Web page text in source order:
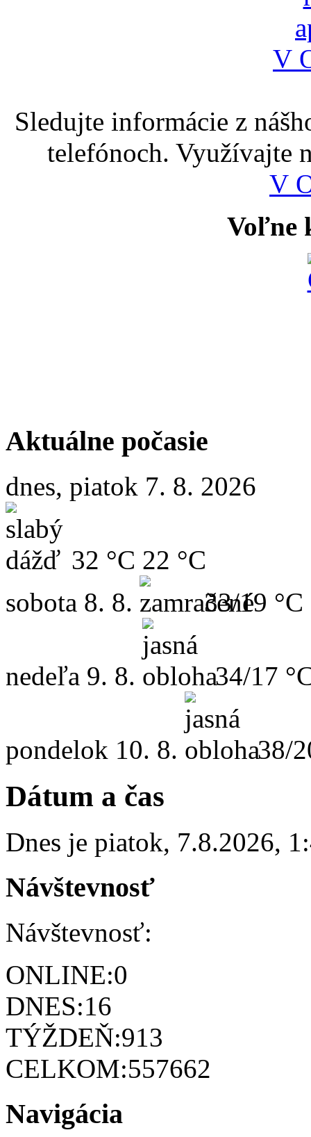
Sledujte informácie z
telefónoch. Využívajte
V
Voľne
Aktuálne počasie
dnes, piatok 7. 8. 2026
32 °C 22 °C
sobota 8. 8. 33/19 °C
nedeľa 9. 8. 34/17
pondelok 10. 8. 38/
Dátum a čas
Dnes je piatok, 7.8.2026,
Návštevnosť
Návštevnosť:
ONLINE:0
DNES:16
TÝŽDEŇ:913
CELKOM:557662
Navigácia